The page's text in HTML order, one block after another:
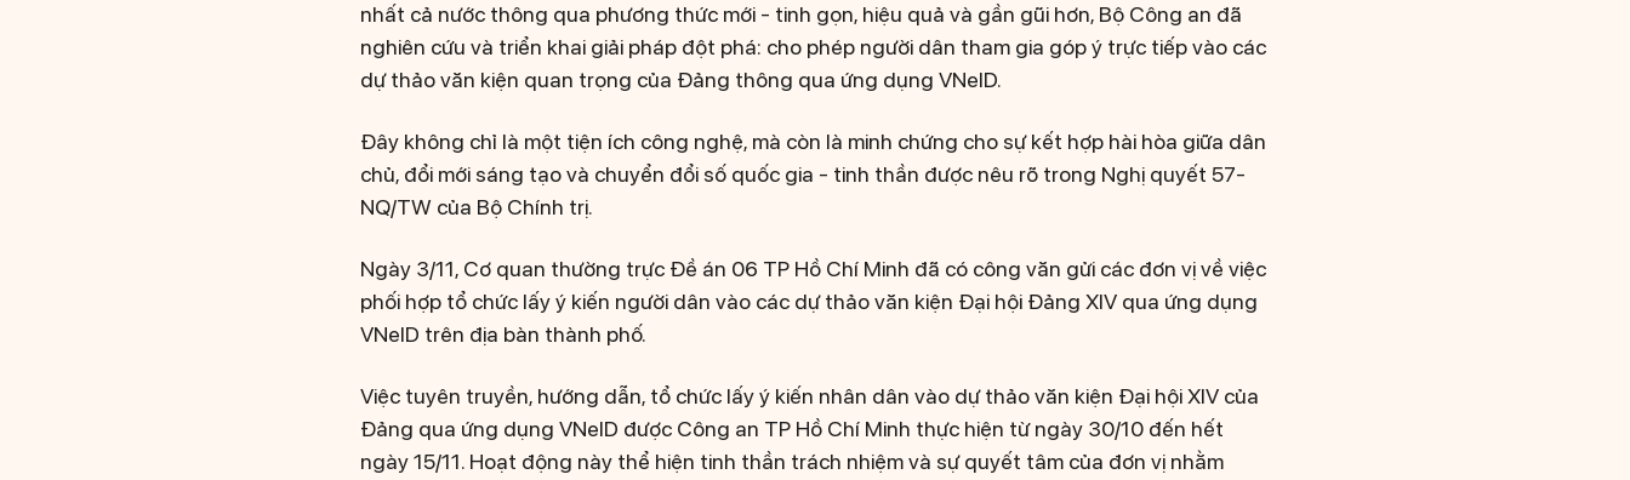
nhất cả nước thông qua phương thức mới - tinh gọn, hiệu quả và gần gũi hơn, Bộ Công an đã
nghiên cứu và triển khai giải pháp đột phá: cho phép người dân tham gia góp ý trực tiếp vào các
dự thảo văn kiện quan trọng của Đảng thông qua ứng dụng VNeID.
Đây không chỉ là một tiện ích công nghệ, mà còn là minh chứng cho sự kết hợp hài hòa giữa dân
chủ, đổi mới sáng tạo và chuyển đổi số quốc gia - tinh thần được nêu rõ trong Nghị quyết 57-
NQ/TW của Bộ Chính trị.
Ngày 3/11, Cơ quan thường trực Đề án 06 TP Hồ Chí Minh đã có công văn gửi các đơn vị về việc
phối hợp tổ chức lấy ý kiến người dân vào các dự thảo văn kiện Đại hội Đảng XIV qua ứng dụng
VNeID trên địa bàn thành phố.
Việc tuyên truyền, hướng dẫn, tổ chức lấy ý kiến nhân dân vào dự thảo văn kiện Đại hội XIV của
Đảng qua ứng dụng VNeID được Công an TP Hồ Chí Minh thực hiện từ ngày 30/10 đến hết
ngày 15/11. Hoạt động này thể hiện tinh thần trách nhiệm và sự quyết tâm của đơn vị nhằm